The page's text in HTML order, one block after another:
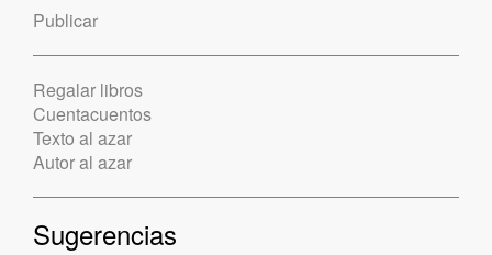
Publicar
Regalar libros
Cuentacuentos
Texto al azar
Autor al azar
Sugerencias